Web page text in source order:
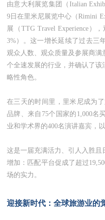
由意大利展览集团（Italian
9日在里米尼展览中心（Rimini
展（TTG Travel Experience）
3%）。这一增长延续了过去三
观众人数、观众质量及参展商
个全速发展的行业，并确认了
略性角色。
在三天的时间里，里米尼成为
品牌、来自75个国家的1,000名
业和学术界的400名演讲嘉宾，
这是一届充满活力、引人入胜
增加：匹配平台促成了超过
场的实力。
迎接新时代：全球旅游业的